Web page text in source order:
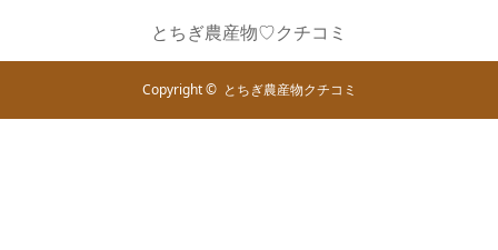
とちぎ農産物♡クチコミ
Copyright © とちぎ農産物クチコミ